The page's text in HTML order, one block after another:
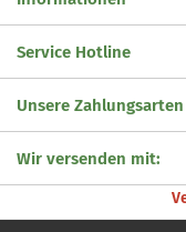
Service Hotline
Unsere Zahlungsarten
Wir versenden mit: